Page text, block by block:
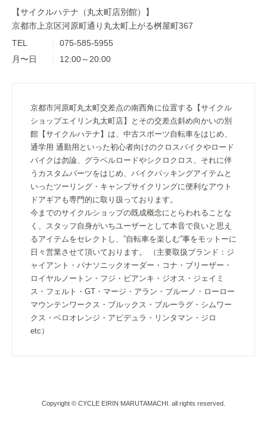
【サイクルハテナ（丸太町店別館）】
京都市上京区河原町通り丸太町上がる桝屋町367
TEL
075-585-5955
月〜日
12:00～20:00
京都市河原町丸太町交差点の南西角に位置する【サイクル
ショップエイリン丸太町店】とその交差点斜め向かいの別
館【サイクルハテナ】は、中古スポーツ自転車をはじめ、
通学用 通勤用といった初心者向けのクロスバイクやロード
バイクは勿論、グラベルロードやシクロクロス、それに伴
うカスタムパーツをはじめ、バイクパッキングアイテムと
いったツーリング・キャンプサイクリングに便利なアウト
ドアギアも専門的に取り扱っております。
今までのサイクルショップの既成概念にとらわれることな
く、スタッフ自身がいちユーザーとして本音で良いと思え
るアイテムをセレクトし、”自転車を楽しむ”事をモットーに
日々営業させて頂いております。 （主要取扱ブランド：ジ
ャイアント・パナソニックオーダー・コナ・ブリーザー・
ロイヤルノートン・フジ・ビアンキ・ジオス・ジェイミ
ス・フェルト・GT・マージ・アラン・ブルーノ・ローロー
マウンテンワークス・ブルックス・ブルーラグ・シムワー
クス・ベロオレンジ・アピデュラ・リンタマン・ジロ
etc）
Copyright © CYCLE EIRIN MARUTAMACHI. all rights reserved.